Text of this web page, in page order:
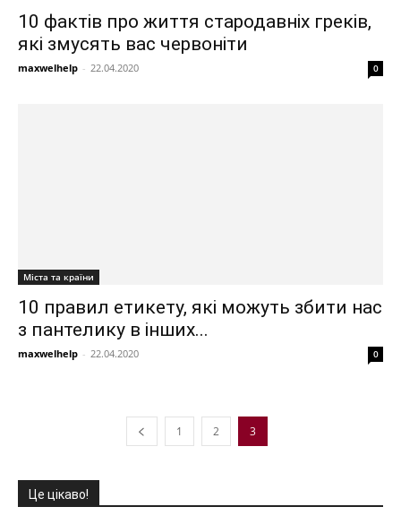
10 фактів про життя стародавніх греків,
які змусять вас червоніти
maxwelhelp - 22.04.2020 0
Міста та країни
10 правил етикету, які можуть збити нас
з пантелику в інших...
maxwelhelp - 22.04.2020 0
1 2 3
Це цікаво!